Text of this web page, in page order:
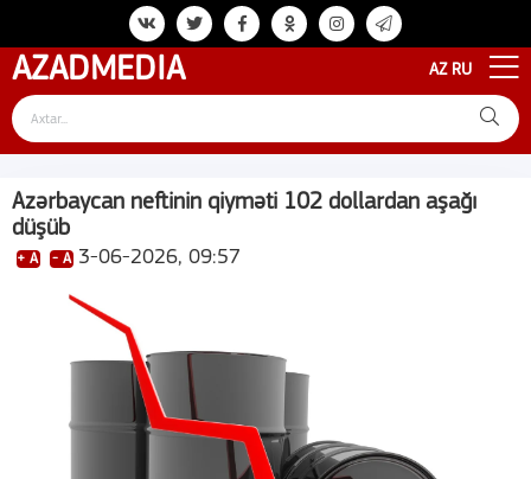
AZADMEDIA AZ RU
Azərbaycan neftinin qiyməti 102 dollardan aşağı
düşüb
+ A - A 3-06-2026, 09:57